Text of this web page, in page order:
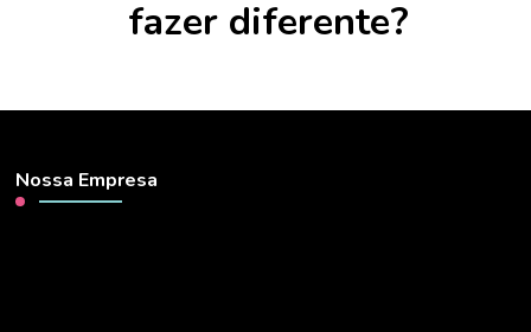
fazer diferente?
Nossa Empresa